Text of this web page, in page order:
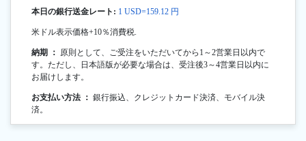
本日の銀行送金レート: 1 USD=159.12 円
米ドル表示価格+10％消費税.
納期 ： 原則として、ご受注をいただいてから1～2営業日以内で
す。ただし、日本語版が必要な場合は、受注後3～4営業日以内に
お届けします。
お支払い方法 ： 銀行振込、クレジットカード決済、モバイル決
済。